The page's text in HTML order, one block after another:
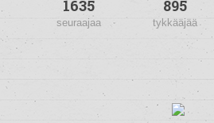
1635
seuraajaa
895
tykkääjää